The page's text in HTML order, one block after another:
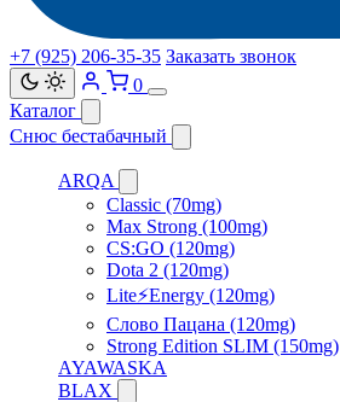
+7 (925) 206‑35‑35 Заказать звонок
0
Каталог
Снюс бестабачный
ARQA
Classic (70mg)
Max Strong (100mg)
CS:GO (120mg)
Dota 2 (120mg)
Lite⚡Energy (120mg)
Слово Пацана (120mg)
Strong Edition SLIM (150mg)
AYAWASKA
BLAX